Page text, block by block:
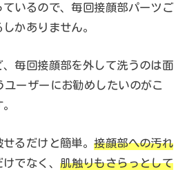
いるので、毎回接顔部パーツご
かありません。
、毎回接顔部を外して洗うのは面
ーザーにお勧めしたいのがこ
るだけと簡単。接顔部への汚れ
けでなく、肌触りもさらっとして